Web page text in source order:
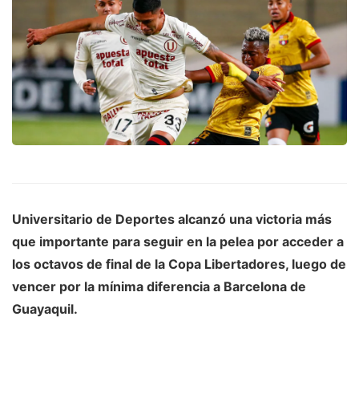
Universitario de Deportes alcanzó una victoria más
que importante para seguir en la pelea por acceder a
los octavos de final de la Copa Libertadores, luego de
vencer por la mínima diferencia a Barcelona de
Guayaquil.